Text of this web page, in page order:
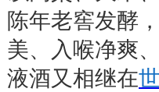
陈年老窖发酵
美、入喉净爽
液酒又相继在